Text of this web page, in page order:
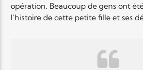
opération. Beaucoup de gens ont
l’histoire de cette petite fille et ses